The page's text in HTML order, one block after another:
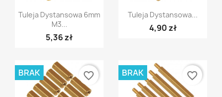
Szybki podgląd
Tuleja Dystansowa 6mm
M3...
5,36 zł
Szybki podgląd
Tuleja Dystansowa...
4,90 zł
BRAK favorite_border BRAK favorite_border